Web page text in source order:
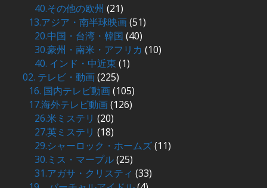
40.その他の欧州 (21)
13.アジア・南半球映画(51)
20.中国・台湾・韓国 (40)
30.豪州・南米・アフリカ (10)
40. インド・中近東 (1)
02. テレビ・動画(225)
16. 国内テレビ動画(105)
17.海外テレビ動画(126)
26.米ミステリ (20)
27.英ミステリ (18)
29.シャーロック・ホームズ(11)
30.ミス・マープル(25)
31.アガサ・クリスティ (33)